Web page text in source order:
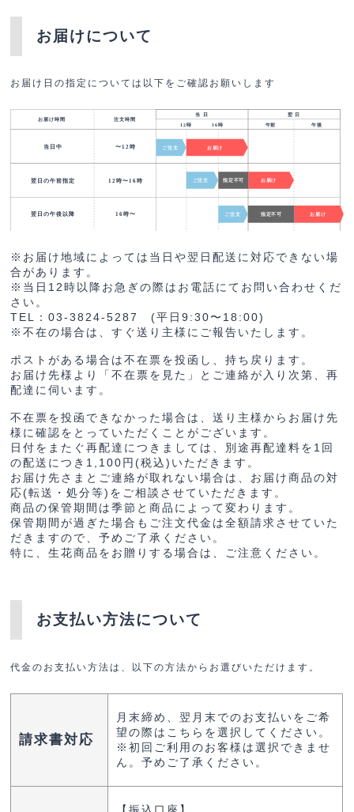
お届けについて
お届け日の指定については以下をご確認お願いします
※お届け地域によっては当日や翌日配送に対応できない場
合があります。
※当日12時以降お急ぎの際はお電話にてお問い合わせくだ
さい。
TEL：03-3824-5287 (平日9:30〜18:00)
※不在の場合は、すぐ送り主様にご報告いたします。
ポストがある場合は不在票を投函し、持ち戻ります。
お届け先様より「不在票を見た」とご連絡が入り次第、再
配達に伺います。
不在票を投函できなかった場合は、送り主様からお届け先
様に確認をとっていただくことがございます。
日付をまたぐ再配達につきましては、別途再配達料を1回
の配送につき1,100円(税込)いただきます。
お届け先さまとご連絡が取れない場合は、お届け商品の対
応(転送・処分等)をご相談させていただきます。
商品の保管期間は季節と商品によって変わります。
保管期間が過ぎた場合もご注文代金は全額請求させていた
だきますので、予めご了承ください。
特に、生花商品をお贈りする場合は、ご注意ください。
お支払い方法について
代金のお支払い方法は、以下の方法からお選びいただけます。
請求書対応
月末締め、翌月末でのお支払いをご希
望の際はこちらを選択してください。
※初回ご利用のお客様は選択できませ
ん。予めご了承ください。
【振込口座】